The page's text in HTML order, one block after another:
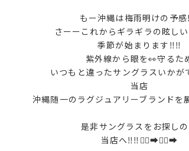
もー沖縄は梅雨明けの予
さーーこれからギラギラの眩し
季節が始まります‼︎‼︎
紫外線から眼を👀守るた
いつもと違ったサングラスいかが
当店
沖縄随一のラグジュアリーブランド
是非サングラスをお探し
当店へ‼︎‼︎🏃‍♀️‍➡️🏃‍♀️‍➡️